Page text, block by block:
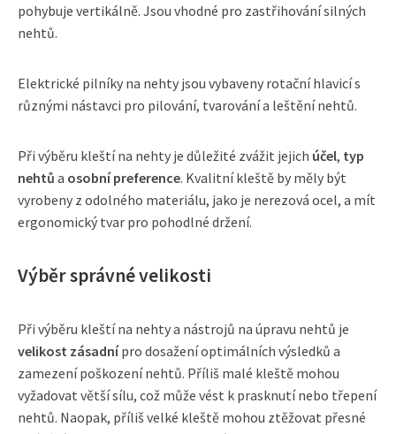
pohybuje vertikálně. Jsou vhodné pro zastřihování silných
nehtů.
Elektrické pilníky na nehty jsou vybaveny rotační hlavicí s
různými nástavci pro pilování, tvarování a leštění nehtů.
Při výběru kleští na nehty je důležité zvážit jejich účel, typ
nehtů a osobní preference. Kvalitní kleště by měly být
vyrobeny z odolného materiálu, jako je nerezová ocel, a mít
ergonomický tvar pro pohodlné držení.
Výběr správné velikosti
Při výběru kleští na nehty a nástrojů na úpravu nehtů je
velikost zásadnípro dosažení optimálních výsledků a
zamezení poškození nehtů. Příliš malé kleště mohou
vyžadovat větší sílu, což může vést k prasknutí nebo třepení
nehtů. Naopak, příliš velké kleště mohou ztěžovat přesné